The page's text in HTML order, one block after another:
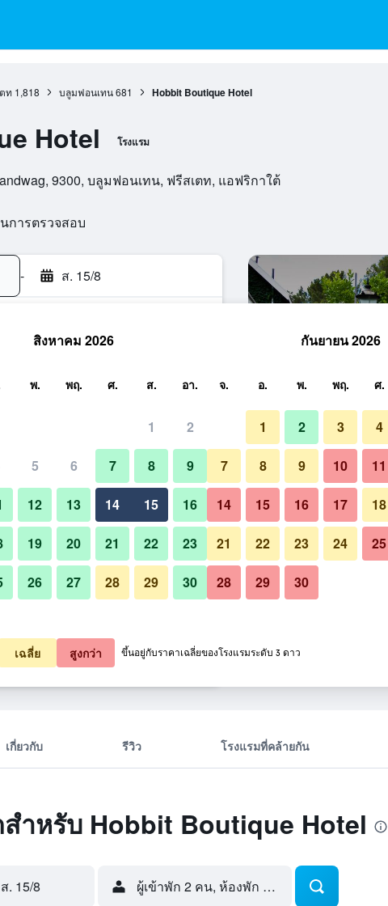
ท 1,818 บลูมฟอนเทน 681 Hobbit Boutique Hotel
Hotel โรงแรม
9300, บลูมฟอนเทน, ฟรีสเตท, แอฟริกาใต้
การตรวจสอบ
- ส. 15/8
ถูกที่สุด ราคาต่อคืน
ทั้งหมด (ต่อคืน)
฿1,791 เช็คดีล
฿1,797 เช็คดีล
Hotel 8 รายการ
อาคาร
รูปภาพของ Hobbit Boutique Hotel
เกี่ยวกับ รีวิว โรงแรมที่คล้ายกัน
ำหรับ Hobbit Boutique Hotel
ส. 15/8 ผู้เข้าพัก 2 คน, ห้องพัก 1 ห้อง
สิงหาคม 2026
พ. พฤ. ศ. ส. อา.
1 2
5 6 7 8 9
12 13 14 15 16
19 20 21 22 23
26 27 28 29 30
กันยายน 2026
จ. อ. พ. พฤ. ศ.
1 2 3 4
7 8 9 10 11
14 15 16 17 18
21 22 23 24 25
28 29 30
เฉลี่ย สูงกว่า ขึ้นอยู่กับราคาเฉลี่ยของโรงแรมระดับ 3 ดาว